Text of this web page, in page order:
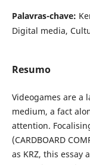
Palavras-chave:
Digital media,
Resumo
Videogames are a
medium, a fact
attention.
(CARDBOARD
as KRZ, this essay